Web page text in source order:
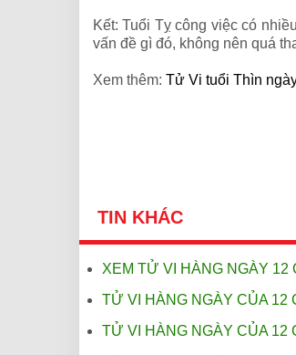
Kết: Tuổi Tỵ công việc có
vấn đề gì đó, không nên quá
Xem thêm: Tử Vi tuổi Thìn
TIN KHÁC
XEM TỬ VI HÀNG NGÀY 12
TỬ VI HÀNG NGÀY CỦA 12
TỬ VI HÀNG NGÀY CỦA 12